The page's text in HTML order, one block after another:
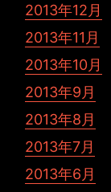
2013年12月
2013年11月
2013年10月
2013年9月
2013年8月
2013年7月
2013年6月